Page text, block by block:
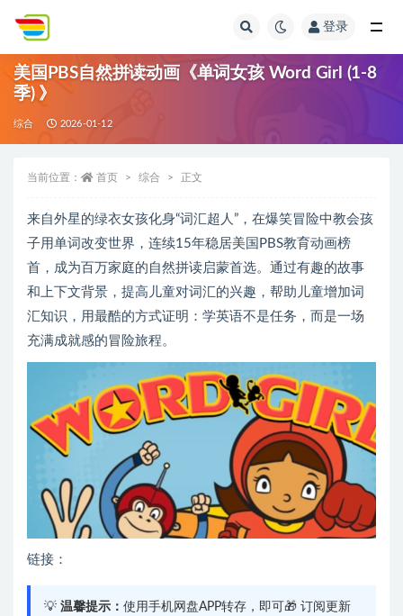
登录
美国PBS自然拼读动画《单词女孩 Word Girl (1-8
季) 》
综合 2026-01-12
当前位置： 首页 综合 正文
来自外星的绿衣女孩化身“词汇超人”，在爆笑冒险中教会孩
子用单词改变世界，连续15年稳居美国PBS教育动画榜
首，成为百万家庭的自然拼读启蒙首选。通过有趣的故事
和上下文背景，提高儿童对词汇的兴趣，帮助儿童增加词
汇知识，用最酷的方式证明：学英语不是任务，而是一场
充满成就感的冒险旅程。
链接：
💡 温馨提示： 使用手机网盘APP转存，即可🎁 订阅更新